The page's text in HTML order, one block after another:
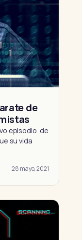
de
episodio de
su vida
28 mayo, 2021